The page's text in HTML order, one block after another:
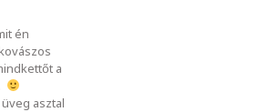
én
a
asztal